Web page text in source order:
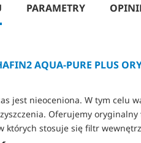
PARAMETRY
AQUA-PURE PLUS
jest nieoceniona. W tym
Oferujemy oryginalny
których stosuje się filtr